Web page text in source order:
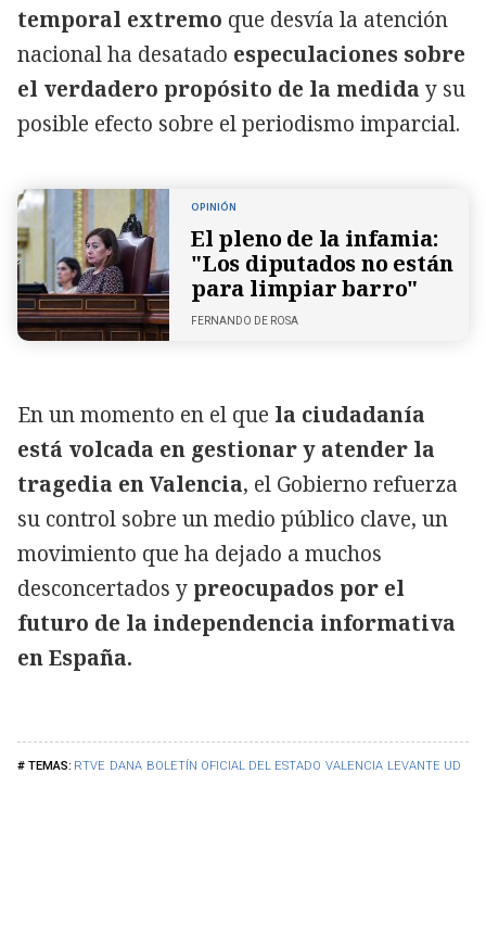
RTVE DANA BOLETÍN OFICIAL DEL ESTADO VALENCIA LEVANTE UD
temporal extremo que desvía la atención
nacional ha desatado especulaciones sobre
el verdadero propósito de la medida y su
posible efecto sobre el periodismo imparcial.
OPINIÓN
El pleno de la infamia:
"Los diputados no están
para limpiar barro"
FERNANDO DE ROSA
En un momento en el que la ciudadanía
está volcada en gestionar y atender la
tragedia en Valencia, el Gobierno refuerza
su control sobre un medio público clave, un
movimiento que ha dejado a muchos
desconcertados y preocupados por el
futuro de la independencia informativa
en España.